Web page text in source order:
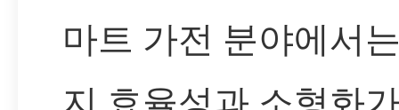
마트 가전 분야에서